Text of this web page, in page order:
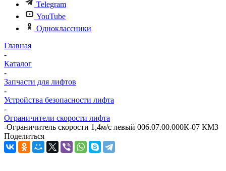
Telegram
YouTube
Одноклассники
Главная
-
Каталог
-
Запчасти для лифтов
-
Устройства безопасности лифта
-
Ограничители скорости лифта
-Ограничитель скорости 1,4м/с левый 006.07.00.000К-07 КМЗ
Поделиться